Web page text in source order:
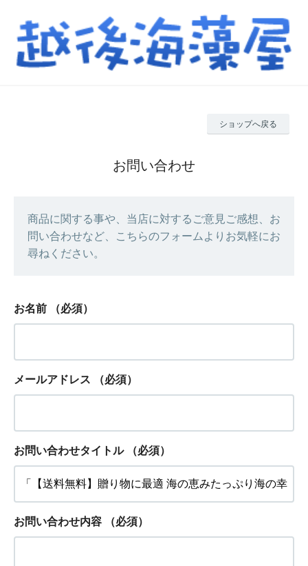
ショップへ戻る
お問い合わせ
商品に関する事や、当店に対するご意見ご感想、お
問い合わせなど、こちらのフォームよりお気軽にお
尋ねください。
お名前 （必須）
メールアドレス （必須）
お問い合わせタイトル （必須）
お問い合わせ内容 （必須）